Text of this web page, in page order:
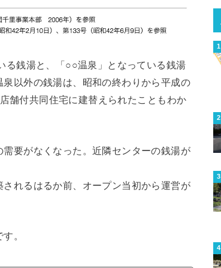
る銭湯と、「○○温泉」となっている銭湯
以外の銭湯は、昭和の終わりから平成の
舗付共同住宅に建替えられたこともわか
要がなくなった。近隣センターの銭湯が
れるはるか前、オープン当初から運営が
。